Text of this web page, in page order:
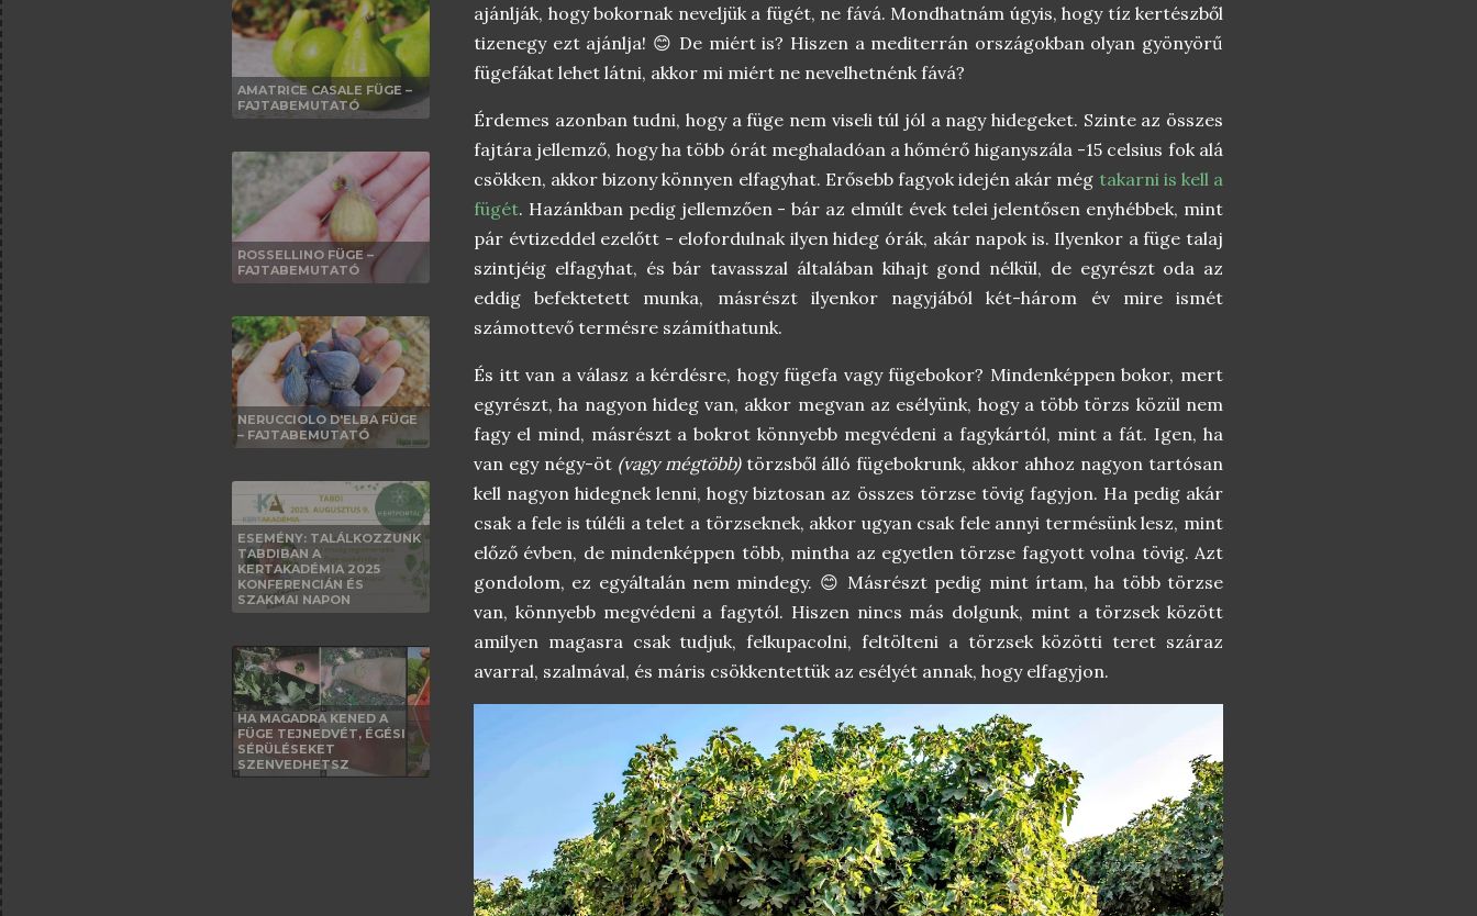
AMATRICE CASALE FÜGE –
FAJTABEMUTATÓ
ROSSELLINO FÜGE –
FAJTABEMUTATÓ
NERUCCIOLO D'ELBA FÜGE
– FAJTABEMUTATÓ
ESEMÉNY: TALÁLKOZZUNK
TABDIBAN A
KERTAKADÉMIA 2025
KONFERENCIÁN ÉS
SZAKMAI NAPON
HA MAGADRA KENED A
FÜGE TEJNEDVÉT, ÉGÉSI
SÉRÜLÉSEKET
SZENVEDHETSZ
ajánlják, hogy bokornak neveljük a fügét, ne fává. Mondhatnám úgyis, hogy tíz kertészből
tizenegy ezt ajánlja! 😊 De miért is? Hiszen a mediterrán országokban olyan gyönyörű
fügefákat lehet látni, akkor mi miért ne nevelhetnénk fává?
Érdemes azonban tudni, hogy a füge nem viseli túl jól a nagy hidegeket. Szinte az összes
fajtára jellemző, hogy ha több órát meghaladóan a hőmérő higanyszála -15 celsius fok alá
csökken, akkor bizony könnyen elfagyhat. Erősebb fagyok idején akár még takarni is kell a
fügét. Hazánkban pedig jellemzően - bár az elmúlt évek telei jelentősen enyhébbek, mint
pár évtizeddel ezelőtt - elofordulnak ilyen hideg órák, akár napok is. Ilyenkor a füge talaj
szintjéig elfagyhat, és bár tavasszal általában kihajt gond nélkül, de egyrészt oda az
eddig befektetett munka, másrészt ilyenkor nagyjából két-három év mire ismét
számottevő termésre számíthatunk.
És itt van a válasz a kérdésre, hogy fügefa vagy fügebokor? Mindenképpen bokor, mert
egyrészt, ha nagyon hideg van, akkor megvan az esélyünk, hogy a több törzs közül nem
fagy el mind, másrészt a bokrot könnyebb megvédeni a fagykártól, mint a fát. Igen, ha
van egy négy-öt (vagy mégtöbb)törzsből álló fügebokrunk, akkor ahhoz nagyon tartósan
kell nagyon hidegnek lenni, hogy biztosan az összes törzse tövig fagyjon. Ha pedig akár
csak a fele is túléli a telet a törzseknek, akkor ugyan csak fele annyi termésünk lesz, mint
előző évben, de mindenképpen több, mintha az egyetlen törzse fagyott volna tövig. Azt
gondolom, ez egyáltalán nem mindegy. 😊 Másrészt pedig mint írtam, ha több törzse
van, könnyebb megvédeni a fagytól. Hiszen nincs más dolgunk, mint a törzsek között
amilyen magasra csak tudjuk, felkupacolni, feltölteni a törzsek közötti teret száraz
avarral, szalmával, és máris csökkentettük az esélyét annak, hogy elfagyjon.